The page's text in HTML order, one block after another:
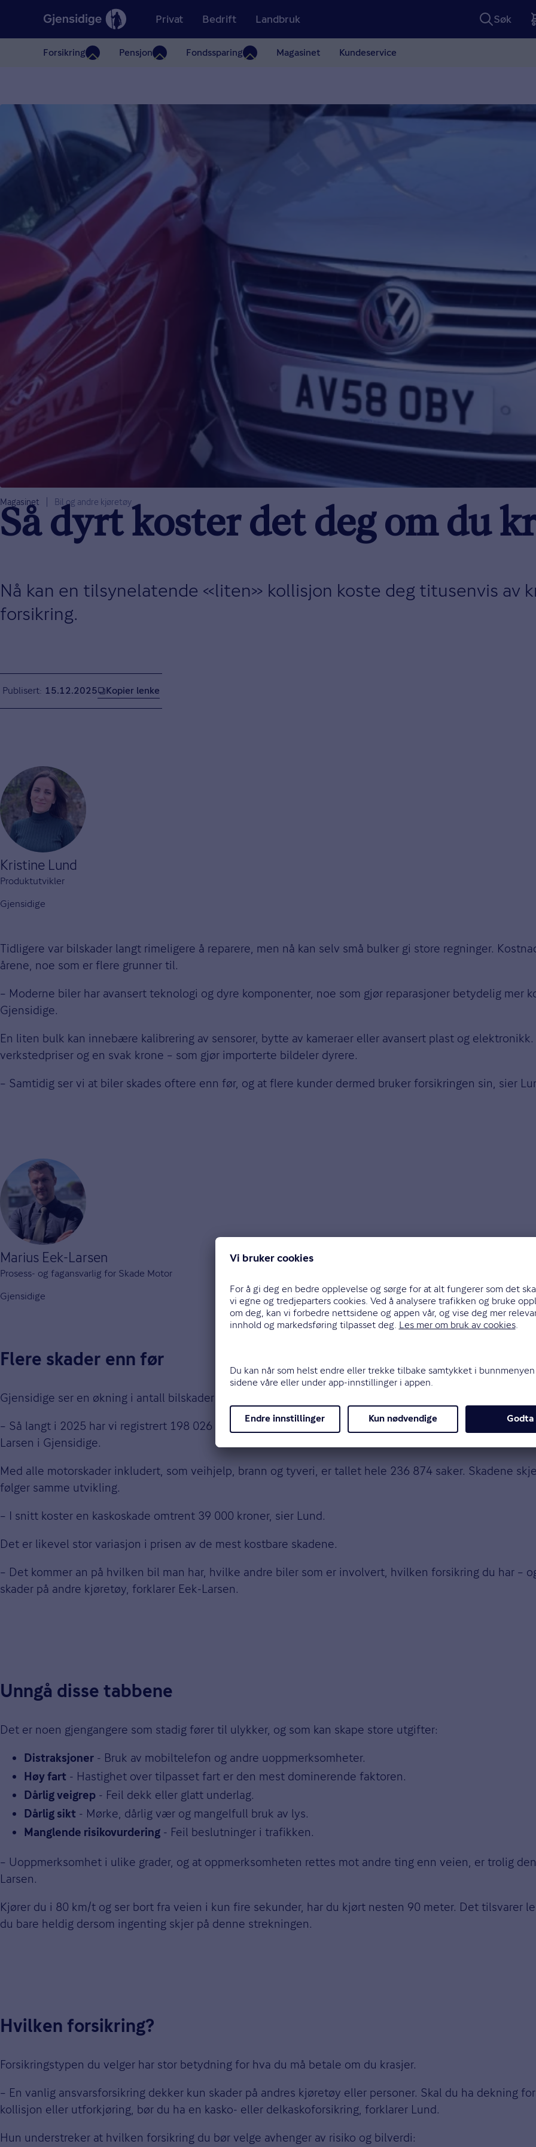
Privat
Forsikring Pensjon Fondssparing Magasinet Kundeservice
Bedrift Landbruk Søk
Magasinet Bil og andre kjøretøy
Så dyrt koster det deg om du
Nå kan en tilsynelatende «liten» kollisjon koste deg titusenvis av
forsikring.
Publisert 15.12.2025 Kopier lenke
Kristine Lund
Produktutvikler
Gjensidige
Tidligere var bilskader langt rimeligere å reparere, men nå kan selv små bulker gi store regninger.
årene, noe som er flere grunner til.
– Moderne biler har avansert teknologi og dyre komponenter, noe som gjør reparasjoner betydelig mer
Gjensidige.
En liten bulk kan innebære kalibrering av sensorer, bytte av kameraer eller avansert plast og
verkstedpriser og en svak krone – som gjør importerte bildeler dyrere.
– Samtidig ser vi at biler skades oftere enn før, og at flere kunder dermed bruker forsikringen sin, sier
Marius Eek-Larsen
Prosess- og fagansvarlig for Skade Motor
Gjensidige
Flere skader enn før
Gjensidige ser en økning i antall bilskader de siste årene.
– Så langt i 2025 har vi registrert 198 026 saker som kun gjelder skader på bilen. De fleste av disse er
Larsen i Gjensidige.
Med alle motorskader inkludert, som veihjelp, brann og tyveri, er tallet hele 236 874 saker. Skadene
følger samme utvikling.
– I snitt koster en kaskoskade omtrent 39 000 kroner, sier Lund.
Det er likevel stor variasjon i prisen av de mest kostbare skadene.
– Det kommer an på hvilken bil man har, hvilke andre biler som er involvert, hvilken forsikring du har –
skader på andre kjøretøy, forklarer Eek-Larsen.
Unngå disse tabbene
Det er noen gjengangere som stadig fører til ulykker, og som kan skape store utgifter:
Distraksjoner - Bruk av mobiltelefon og andre uoppmerksomheter.
Høy fart - Hastighet over tilpasset fart er den mest dominerende faktoren.
Dårlig veigrep - Feil dekk eller glatt underlag.
Dårlig sikt - Mørke, dårlig vær og mangelfull bruk av lys.
Manglende risikovurdering - Feil beslutninger i trafikken.
– Uoppmerksomhet i ulike grader, og at oppmerksomheten rettes mot andre ting enn veien, er trolig
Larsen.
Kjører du i 80 km/t og ser bort fra veien i kun fire sekunder, har du kjørt nesten 90 meter. Det tilsvarer
du bare heldig dersom ingenting skjer på denne strekningen.
Hvilken forsikring?
Forsikringstypen du velger har stor betydning for hva du må betale om du krasjer.
– En vanlig ansvarsforsikring dekker kun skader på andres kjøretøy eller personer. Skal du ha dekning
kollisjon eller utforkjøring, bør du ha en kasko- eller delkaskoforsikring, forklarer Lund.
Hun understreker at hvilken forsikring du bør velge avhenger av risiko og bilverdi: